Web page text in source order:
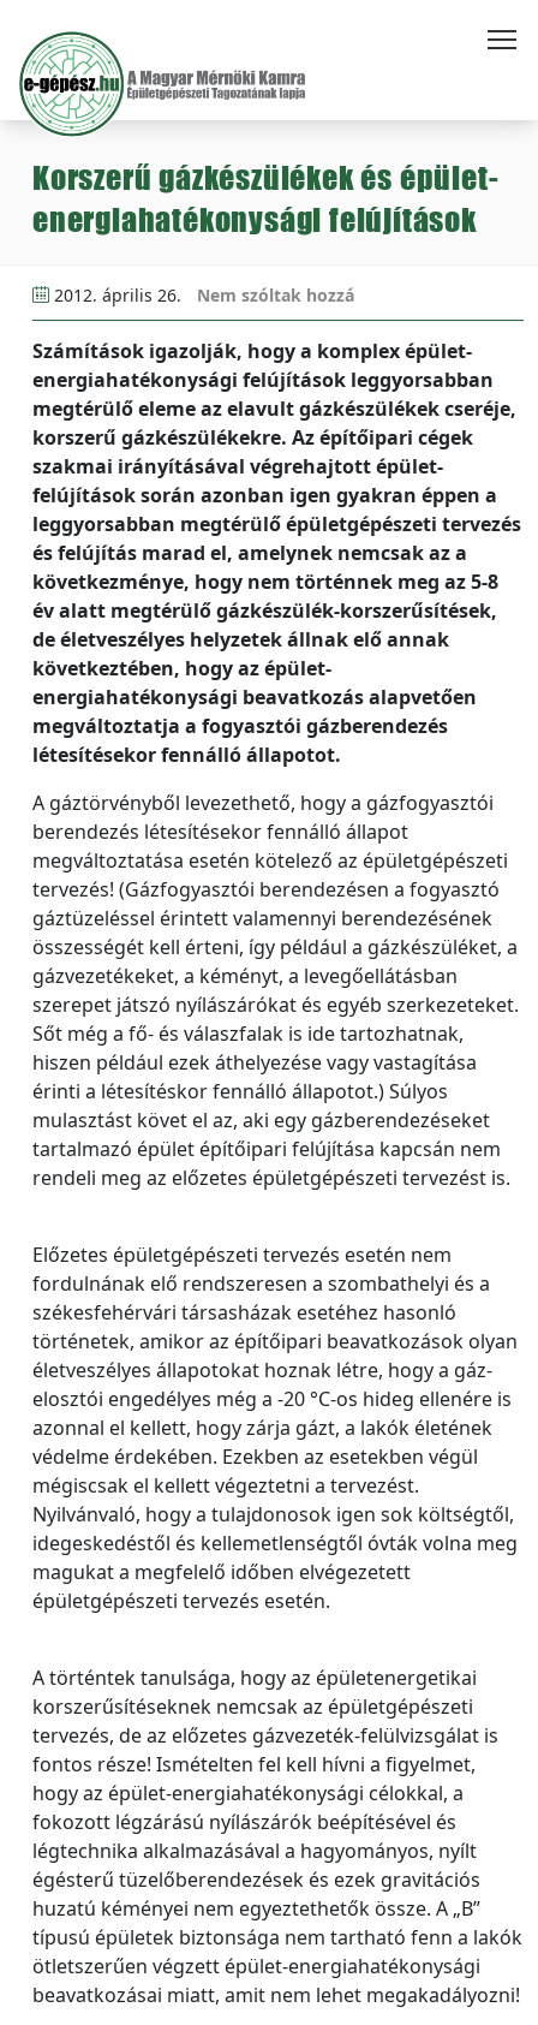
Korszerű gázkészülékek és épület-
energiahatékonysági felújítások
2012. április 26. Nem szóltak hozzá
Számítások igazolják, hogy a komplex épület-
energiahatékonysági felújítások leggyorsabban
megtérülő eleme az elavult gázkészülékek cseréje,
korszerű gázkészülékekre. Az építőipari cégek
szakmai irányításával végrehajtott épület-
felújítások során azonban igen gyakran éppen a
leggyorsabban megtérülő épületgépészeti tervezés
és felújítás marad el, amelynek nemcsak az a
következménye, hogy nem történnek meg az 5-8
év alatt megtérülő gázkészülék-korszerűsítések,
de életveszélyes helyzetek állnak elő annak
következtében, hogy az épület-
energiahatékonysági beavatkozás alapvetően
megváltoztatja a fogyasztói gázberendezés
létesítésekor fennálló állapotot.
A gáztörvényből levezethető, hogy a gázfogyasztói
berendezés létesítésekor fennálló állapot
megváltoztatása esetén kötelező az épületgépészeti
tervezés! (Gázfogyasztói berendezésen a fogyasztó
gáztüzeléssel érintett valamennyi berendezésének
összességét kell érteni, így például a gázkészüléket, a
gázvezetékeket, a kéményt, a levegőellátásban
szerepet játszó nyílászárókat és egyéb szerkezeteket.
Sőt még a fő- és válaszfalak is ide tartozhatnak,
hiszen például ezek áthelyezése vagy vastagítása
érinti a létesítéskor fennálló állapotot.) Súlyos
mulasztást követ el az, aki egy gázberendezéseket
tartalmazó épület építőipari felújítása kapcsán nem
rendeli meg az előzetes épületgépészeti tervezést is.
Előzetes épületgépészeti tervezés esetén nem
fordulnának elő rendszeresen a szombathelyi és a
székesfehérvári társasházak esetéhez hasonló
történetek, amikor az építőipari beavatkozások olyan
életveszélyes állapotokat hoznak létre, hogy a gáz-
elosztói engedélyes még a -20 °C-os hideg ellenére is
azonnal el kellett, hogy zárja gázt, a lakók életének
védelme érdekében. Ezekben az esetekben végül
mégiscsak el kellett végeztetni a tervezést.
Nyilvánvaló, hogy a tulajdonosok igen sok költségtől,
idegeskedéstől és kellemetlenségtől óvták volna meg
magukat a megfelelő időben elvégezetett
épületgépészeti tervezés esetén.
A történtek tanulsága, hogy az épületenergetikai
korszerűsítéseknek nemcsak az épületgépészeti
tervezés, de az előzetes gázvezeték-felülvizsgálat is
fontos része! Ismételten fel kell hívni a figyelmet,
hogy az épület-energiahatékonysági célokkal, a
fokozott légzárású nyílászárók beépítésével és
légtechnika alkalmazásával a hagyományos, nyílt
égésterű tüzelőberendezések és ezek gravitációs
huzatú kéményei nem egyeztethetők össze. A „B”
típusú épületek biztonsága nem tartható fenn a lakók
ötletszerűen végzett épület-energiahatékonysági
beavatkozásai miatt, amit nem lehet megakadályozni!